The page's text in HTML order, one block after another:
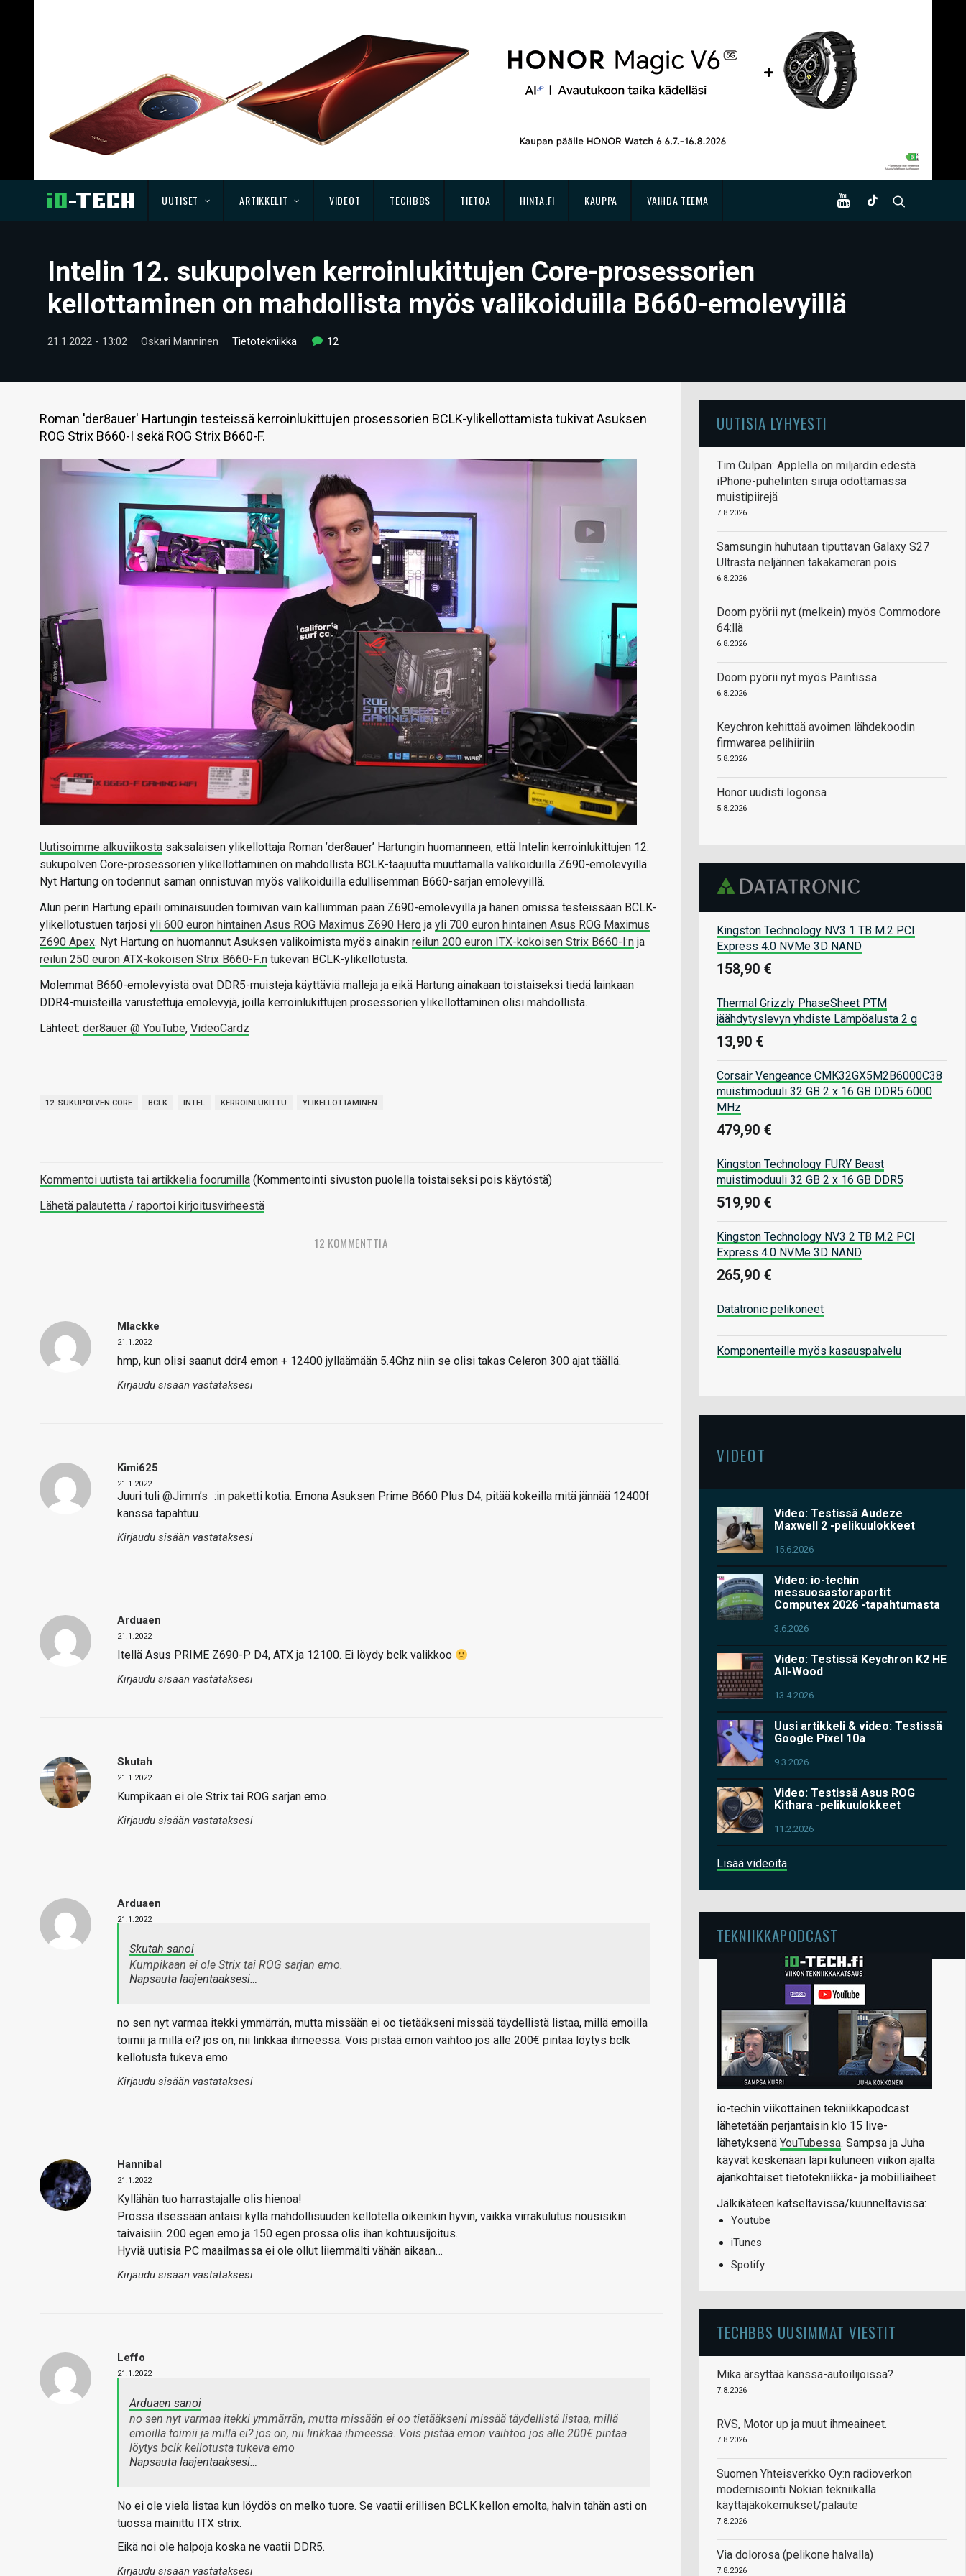
UUTISET ARTIKKELIT VIDEOT TECHBBS TIETOA HINTA.FI KAUPPA VAIHDA TEEMA
Intelin 12. sukupolven kerroinlukittujen Core-prosessorien
kellottaminen on mahdollista myös valikoiduilla B660-emolevyillä
21.1.2022 - 13:02 Oskari Manninen Tietotekniikka 12
Roman 'der8auer' Hartungin testeissä kerroinlukittujen prosessorien BCLK-ylikellottamista tukivat Asuksen
ROG Strix B660-I sekä ROG Strix B660-F.
Uutisoimme alkuviikosta saksalaisen ylikellottaja Roman ’der8auer’ Hartungin huomanneen, että Intelin kerroinlukittujen 12.
sukupolven Core-prosessorien ylikellottaminen on mahdollista BCLK-taajuutta muuttamalla valikoiduilla Z690-emolevyillä.
Nyt Hartung on todennut saman onnistuvan myös valikoiduilla edullisemman B660-sarjan emolevyillä.
Alun perin Hartung epäili ominaisuuden toimivan vain kalliimman pään Z690-emolevyillä ja hänen omissa testeissään BCLK-
ylikellotustuen tarjosi yli 600 euron hintainen Asus ROG Maximus Z690 Hero ja yli 700 euron hintainen Asus ROG Maximus
Z690 Apex. Nyt Hartung on huomannut Asuksen valikoimista myös ainakin reilun 200 euron ITX-kokoisen Strix B660-I:n ja
reilun 250 euron ATX-kokoisen Strix B660-F:n tukevan BCLK-ylikellotusta.
Molemmat B660-emolevyistä ovat DDR5-muisteja käyttäviä malleja ja eikä Hartung ainakaan toistaiseksi tiedä lainkaan
DDR4-muisteilla varustettuja emolevyjä, joilla kerroinlukittujen prosessorien ylikellottaminen olisi mahdollista.
Lähteet: der8auer @ YouTube, VideoCardz
12. SUKUPOLVEN CORE BCLK INTEL KERROINLUKITTU YLIKELLOTTAMINEN
Kommentoi uutista tai artikkelia foorumilla (Kommentointi sivuston puolella toistaiseksi pois käytöstä)
Lähetä palautetta / raportoi kirjoitusvirheestä
12 KOMMENTTIA
Mlackke
21.1.2022
hmp, kun olisi saanut ddr4 emon + 12400 jylläämään 5.4Ghz niin se olisi takas Celeron 300 ajat täällä.
Kirjaudu sisään vastataksesi
Kimi625
21.1.2022
Juuri tuli @Jimm’s :in paketti kotia. Emona Asuksen Prime B660 Plus D4, pitää kokeilla mitä jännää 12400f
kanssa tapahtuu.
Kirjaudu sisään vastataksesi
Arduaen
21.1.2022
Itellä Asus PRIME Z690-P D4, ATX ja 12100. Ei löydy bclk valikkoo
Kirjaudu sisään vastataksesi
Skutah
21.1.2022
Kumpikaan ei ole Strix tai ROG sarjan emo.
Kirjaudu sisään vastataksesi
Arduaen
21.1.2022
Skutah sanoi
Kumpikaan ei ole Strix tai ROG sarjan emo.
Napsauta laajentaaksesi…
no sen nyt varmaa itekki ymmärrän, mutta missään ei oo tietääkseni missää täydellistä listaa, millä emoilla
toimii ja millä ei? jos on, nii linkkaa ihmeessä. Vois pistää emon vaihtoo jos alle 200€ pintaa löytys bclk
kellotusta tukeva emo
Kirjaudu sisään vastataksesi
Hannibal
21.1.2022
Kyllähän tuo harrastajalle olis hienoa!
Prossa itsessään antaisi kyllä mahdollisuuden kellotella oikeinkin hyvin, vaikka virrakulutus nousisikin
taivaisiin. 200 egen emo ja 150 egen prossa olis ihan kohtuusijoitus.
Hyviä uutisia PC maailmassa ei ole ollut liiemmälti vähän aikaan…
Kirjaudu sisään vastataksesi
Leffo
21.1.2022
Arduaen sanoi
no sen nyt varmaa itekki ymmärrän, mutta missään ei oo tietääkseni missää täydellistä listaa, millä
emoilla toimii ja millä ei? jos on, nii linkkaa ihmeessä. Vois pistää emon vaihtoo jos alle 200€ pintaa
löytys bclk kellotusta tukeva emo
Napsauta laajentaaksesi…
No ei ole vielä listaa kun löydös on melko tuore. Se vaatii erillisen BCLK kellon emolta, halvin tähän asti on
tuossa mainittu ITX strix.
Eikä noi ole halpoja koska ne vaatii DDR5.
Kirjaudu sisään vastataksesi
UUTISIA LYHYESTI
Tim Culpan: Applella on miljardin edestä
iPhone-puhelinten siruja odottamassa
muistipiirejä
7.8.2026
Samsungin huhutaan tiputtavan Galaxy S27
Ultrasta neljännen takakameran pois
6.8.2026
Doom pyörii nyt (melkein) myös Commodore
64:llä
6.8.2026
Doom pyörii nyt myös Paintissa
6.8.2026
Keychron kehittää avoimen lähdekoodin
firmwarea pelihiiriin
5.8.2026
Honor uudisti logonsa
5.8.2026
Kingston Technology NV3 1 TB M.2 PCI
Express 4.0 NVMe 3D NAND
158,90 €
Thermal Grizzly PhaseSheet PTM
jäähdytyslevyn yhdiste Lämpöalusta 2 g
13,90 €
Corsair Vengeance CMK32GX5M2B6000C38
muistimoduuli 32 GB 2 x 16 GB DDR5 6000
MHz
479,90 €
Kingston Technology FURY Beast
muistimoduuli 32 GB 2 x 16 GB DDR5
519,90 €
Kingston Technology NV3 2 TB M.2 PCI
Express 4.0 NVMe 3D NAND
265,90 €
Datatronic pelikoneet
Komponenteille myös kasauspalvelu
VIDEOT
Video: Testissä Audeze
Maxwell 2 -pelikuulokkeet
15.6.2026
Video: io-techin
messuosastoraportit
Computex 2026 -tapahtumasta
3.6.2026
Video: Testissä Keychron K2 HE
All-Wood
13.4.2026
Uusi artikkeli & video: Testissä
Google Pixel 10a
9.3.2026
Video: Testissä Asus ROG
Kithara -pelikuulokkeet
11.2.2026
Lisää videoita
TEKNIIKKAPODCAST
io-techin viikottainen tekniikkapodcast
lähetetään perjantaisin klo 15 live-
lähetyksenä YouTubessa. Sampsa ja Juha
käyvät keskenään läpi kuluneen viikon ajalta
ajankohtaiset tietotekniikka- ja mobiiliaiheet.
Jälkikäteen katseltavissa/kuunneltavissa:
Youtube
iTunes
Spotify
TECHBBS UUSIMMAT VIESTIT
Mikä ärsyttää kanssa-autoilijoissa?
7.8.2026
RVS, Motor up ja muut ihmeaineet.
7.8.2026
Suomen Yhteisverkko Oy:n radioverkon
modernisointi Nokian tekniikalla
käyttäjäkokemukset/palaute
7.8.2026
Via dolorosa (pelikone halvalla)
7.8.2026